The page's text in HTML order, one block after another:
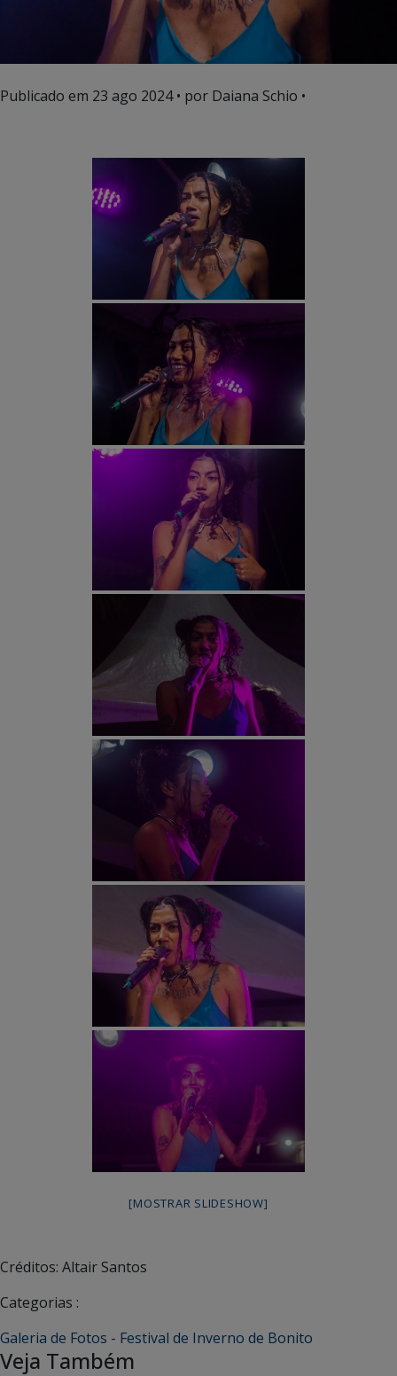
Publicado em 23 ago 2024• por Daiana Schio •
[MOSTRAR SLIDESHOW]
Créditos: Altair Santos
Categorias :
Galeria de Fotos - Festival de Inverno de Bonito
Veja Também